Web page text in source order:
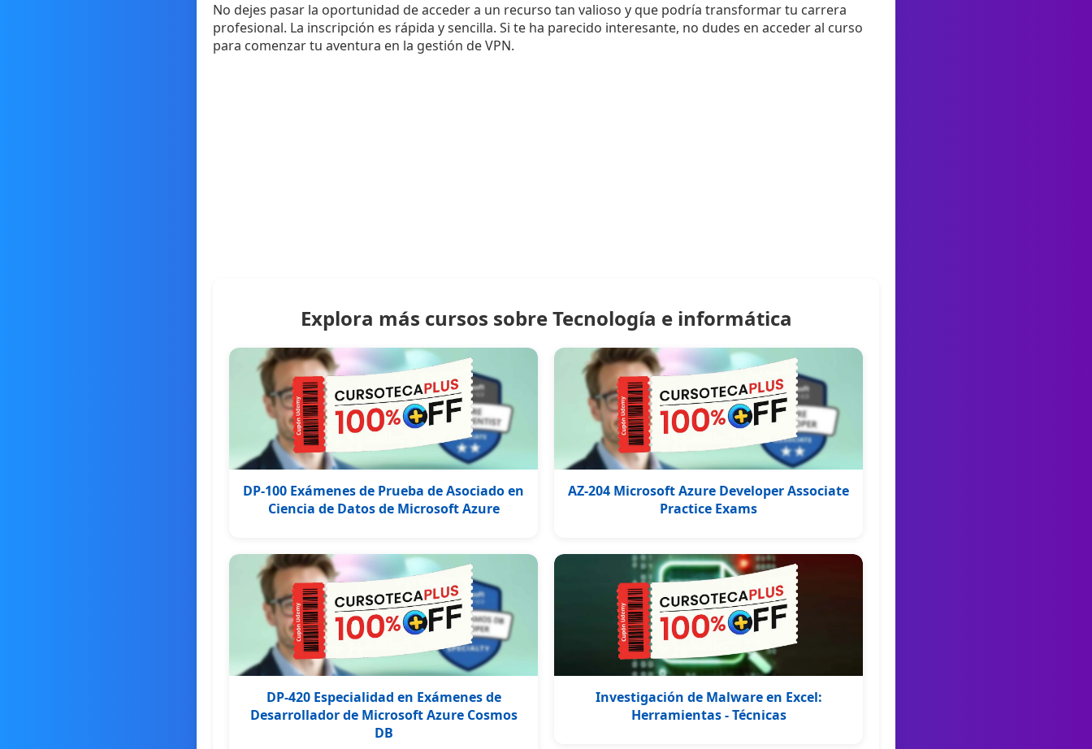
No dejes pasar la oportunidad de acceder a un recurso tan valioso y que podría transformar tu carrera
profesional. La inscripción es rápida y sencilla. Si te ha parecido interesante, no dudes en acceder al curso
para comenzar tu aventura en la gestión de VPN.
Explora más cursos sobre Tecnología e informática
DP-100 Exámenes de Prueba de Asociado en
Ciencia de Datos de Microsoft Azure
AZ-204 Microsoft Azure Developer Associate
Practice Exams
DP-420 Especialidad en Exámenes de
Desarrollador de Microsoft Azure Cosmos
DB
Investigación de Malware en Excel:
Herramientas - Técnicas